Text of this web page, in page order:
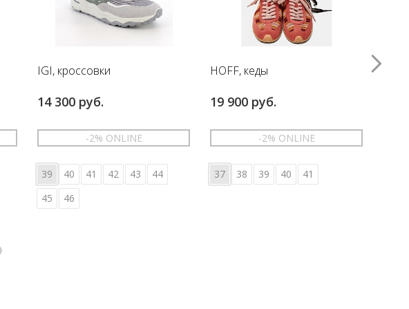
IGI, кроссовки
14 300 руб.
-2% ONLINE
39 40 41 42 43
44
45
46
HOFF, кеды
19 900 руб.
-2% ONLINE
37 38 39 40 41